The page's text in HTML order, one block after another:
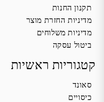
תקנון החנות
מדיניות החזרת מוצר
מדיניות משלוחים
ביטול עסקה
קטגוריות ראשיות
סאונד
כיסויים